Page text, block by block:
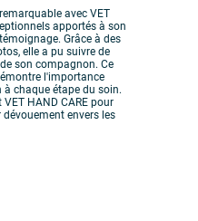
avec VET
apportés à son
Grâce à des
elle a pu suivre de
son compagnon. Ce
l'importance
chaque étape du soin.
HAND CARE pour
envers les